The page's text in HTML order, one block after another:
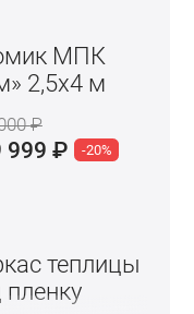
МПК
2,5x4 м
₽
999 ₽ -20%
теплицы
пленку